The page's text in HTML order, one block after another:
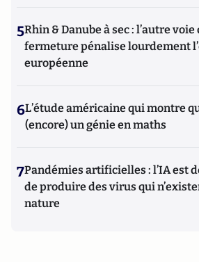
5Rhin & Danube à sec : l’autre voie
fermeture pénalise lourdement
européenne
6L’étude américaine qui montre
(encore) un génie en maths
7Pandémies artificielles : l’IA est
de produire des virus qui
nature